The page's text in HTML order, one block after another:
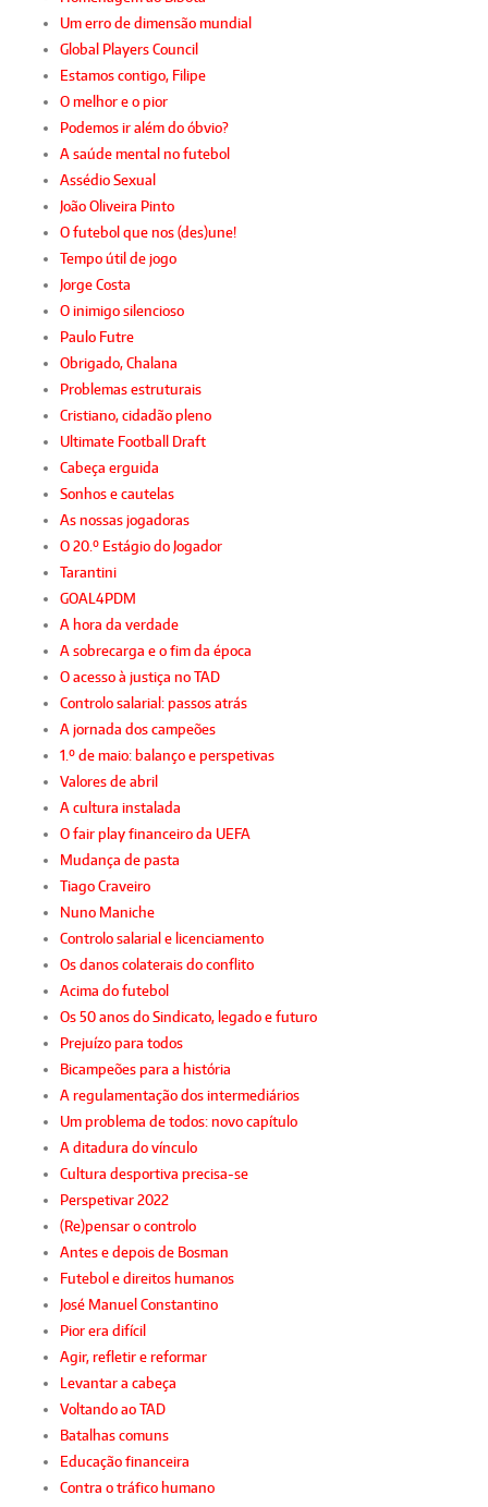
Um erro de dimensão mundial
Global Players Council
Estamos contigo, Filipe
O melhor e o pior
Podemos ir além do óbvio?
A saúde mental no futebol
Assédio Sexual
João Oliveira Pinto
O futebol que nos (des)une!
Tempo útil de jogo
Jorge Costa
O inimigo silencioso
Paulo Futre
Obrigado, Chalana
Problemas estruturais
Cristiano, cidadão pleno
Ultimate Football Draft
Cabeça erguida
Sonhos e cautelas
As nossas jogadoras
O 20.º Estágio do Jogador
Tarantini
GOAL4PDM
A hora da verdade
A sobrecarga e o fim da época
O acesso à justiça no TAD
Controlo salarial: passos atrás
A jornada dos campeões
1.º de maio: balanço e perspetivas
Valores de abril
A cultura instalada
O fair play financeiro da UEFA
Mudança de pasta
Tiago Craveiro
Nuno Maniche
Controlo salarial e licenciamento
Os danos colaterais do conflito
Acima do futebol
Os 50 anos do Sindicato, legado e futuro
Prejuízo para todos
Bicampeões para a história
A regulamentação dos intermediários
Um problema de todos: novo capítulo
A ditadura do vínculo
Cultura desportiva precisa-se
Perspetivar 2022
(Re)pensar o controlo
Antes e depois de Bosman
Futebol e direitos humanos
José Manuel Constantino
Pior era difícil
Agir, refletir e reformar
Levantar a cabeça
Voltando ao TAD
Batalhas comuns
Educação financeira
Contra o tráfico humano